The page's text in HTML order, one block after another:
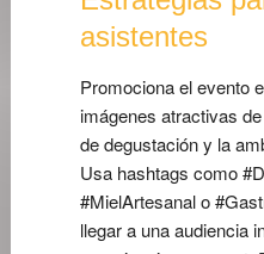
asistentes
Promociona el evento
imágenes atractivas
de degustación y la
Usa hashtags como
#MielArtesanal o
llegar a una audiencia